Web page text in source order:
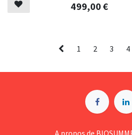
499,00€
1 2 3 4
A p​ropos de